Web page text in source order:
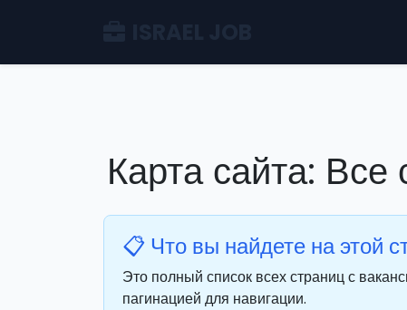
Карта сайта:
📋 Что вы найдете на этой
Это полный список всех страниц с
пагинацией для навигации.